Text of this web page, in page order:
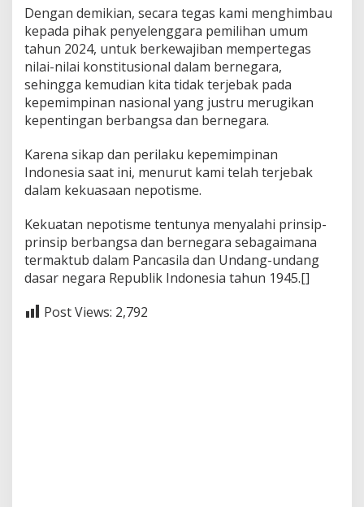
Dengan demikian, secara tegas kami menghimbau
kepada pihak penyelenggara pemilihan umum
tahun 2024, untuk berkewajiban mempertegas
nilai-nilai konstitusional dalam bernegara,
sehingga kemudian kita tidak terjebak pada
kepemimpinan nasional yang justru merugikan
kepentingan berbangsa dan bernegara.
Karena sikap dan perilaku kepemimpinan
Indonesia saat ini, menurut kami telah terjebak
dalam kekuasaan nepotisme.
Kekuatan nepotisme tentunya menyalahi prinsip-
prinsip berbangsa dan bernegara sebagaimana
termaktub dalam Pancasila dan Undang-undang
dasar negara Republik Indonesia tahun 1945.[]
Post Views: 2,792